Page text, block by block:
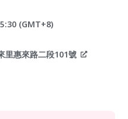
(GMT+8)
里惠來路二段101號